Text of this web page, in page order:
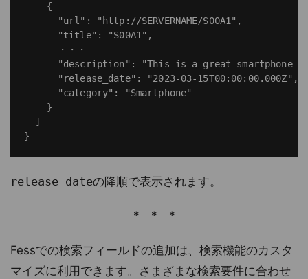
    {
      "url": "http://SERVERNAME/S00A1",
      "title": "S00A1",
      ・・・
"description": "This is a great smartphone
      "release_date": "2023-03-15T00:00:00.000Z",
      "category": "Smartphone"
    }
  ]
release_dateの降順で表示されます。
* * *
Fessでの検索フィールドの追加は、検索機能のカスタ
マイズに利用できます。さまざまな検索要件に合わせ